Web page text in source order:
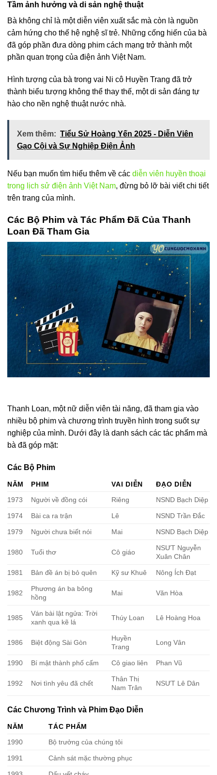
Tầm ảnh hưởng và di sản nghệ thuật
Bà không chỉ là một diễn viên xuất sắc mà còn là nguồn
cảm hứng cho thế hệ nghệ sĩ trẻ. Những cống hiến của bà
đã góp phần đưa dòng phim cách mạng trở thành một
phần quan trọng của điện ảnh Việt Nam.
Hình tượng của bà trong vai Ni cô Huyền Trang đã trở
thành biểu tượng không thể thay thế, một di sản đáng tự
hào cho nền nghệ thuật nước nhà.
Xem thêm: Tiểu Sử Hoàng Yến 2025 - Diễn Viên
Gạo Cội và Sự Nghiệp Điện Ảnh
Nếu bạn muốn tìm hiểu thêm về các diễn viên huyền thoại
trong lịch sử điện ảnh Việt Nam, đừng bỏ lỡ bài viết chi tiết
trên trang của mình.
Các Bộ Phim và Tác Phẩm Đã Của Thanh
Loan Đã Tham Gia
Thanh Loan, một nữ diễn viên tài năng, đã tham gia vào
nhiều bộ phim và chương trình truyền hình trong suốt sự
nghiệp của mình. Dưới đây là danh sách các tác phẩm mà
bà đã góp mặt:
Các Bộ Phim
NĂM PHIM VAI DIỄN
ĐẠO DIỄN
1973
Người về đồng cói Riêng NSND Bạch Diệp
1974 Bài ca ra trận Lê NSND Trần Đắc
1979 Người chưa biết nói Mai NSND Bạch Diệp
1980 Tuổi thơ Cô giáo
NSƯT Nguyễn
Xuân Chân
1981 Bản đề án bị bỏ quên Kỹ sư Khuê Nông Ích Đạt
1982
Phương án ba bông
hồng
Mai Văn Hòa
1985
Ván bài lật ngửa: Trời
xanh qua kẽ lá
Thúy Loan Lê Hoàng Hoa
1986 Biệt động Sài Gòn
Huyền
Trang
Long Vân
1990 Bí mật thành phố cấm Cô giao liên Phan Vũ
1992 Nơi tình yêu đã chết
Thân Thị
Nam Trân
NSƯT Lê Dân
Các Chương Trình và Phim Đạo Diễn
NĂM
TÁC PHẨM
1990
Bộ trưởng của chúng tôi
1991 Cảnh sát mặc thường phục